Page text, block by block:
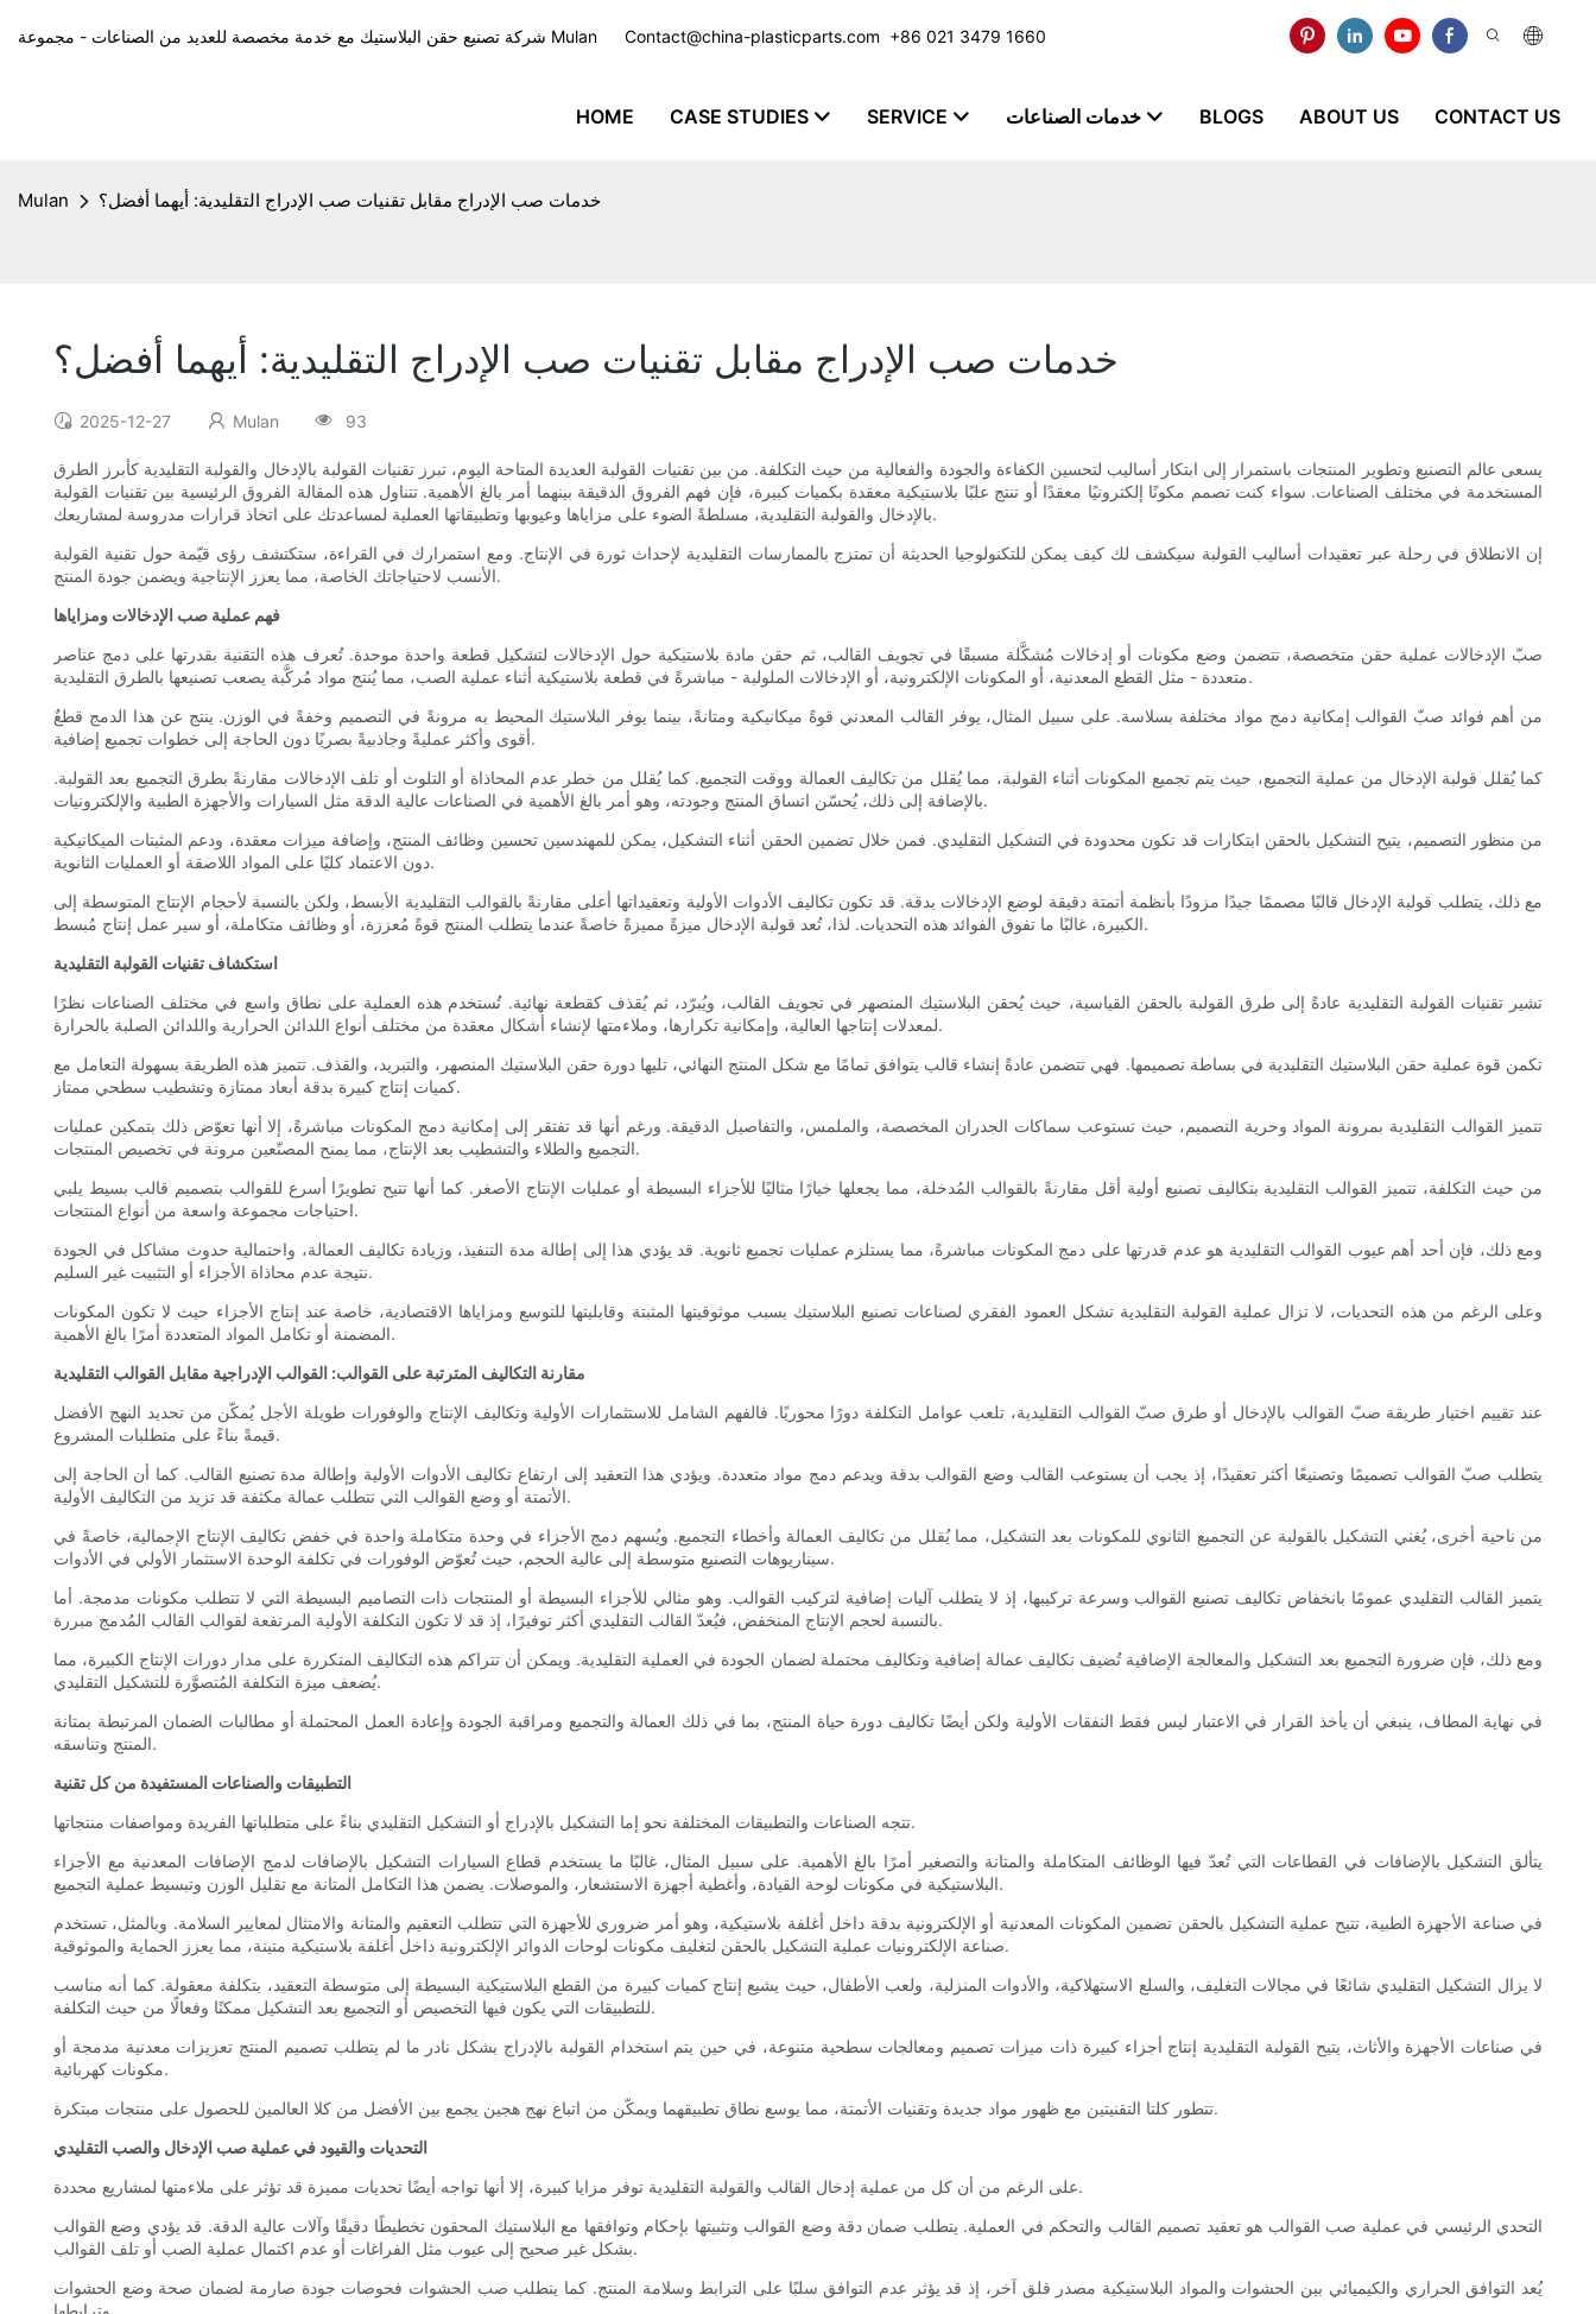
شركة تصنيع حقن البلاستيك مع خدمة مخصصة للعديد من الصناعات - مجموعة Mulan Contact@china-plasticparts.com ​​​​​​​ +86 021 3479 1660
HOME CASE STUDIES SERVICE خدمات الصناعات BLOGS ABOUT US CONTACT US
Mulan خدمات صب الإدراج مقابل تقنيات صب الإدراج التقليدية: أيهما أفضل؟
خدمات صب الإدراج مقابل تقنيات صب الإدراج التقليدية: أيهما أفضل؟
2025-12-27 Mulan 93
يسعى عالم التصنيع وتطوير المنتجات باستمرار إلى ابتكار أساليب لتحسين الكفاءة والجودة والفعالية من حيث التكلفة. من بين تقنيات القولبة العديدة المتاحة اليوم، تبرز تقنيات القولبة بالإدخال والقولبة التقليدية كأبرز الطرق
المستخدمة في مختلف الصناعات. سواء كنت تصمم مكونًا إلكترونيًا معقدًا أو تنتج علبًا بلاستيكية معقدة بكميات كبيرة، فإن فهم الفروق الدقيقة بينهما أمر بالغ الأهمية. تتناول هذه المقالة الفروق الرئيسية بين تقنيات القولبة
بالإدخال والقولبة التقليدية، مسلطةً الضوء على مزاياها وعيوبها وتطبيقاتها العملية لمساعدتك على اتخاذ قرارات مدروسة لمشاريعك.
إن الانطلاق في رحلة عبر تعقيدات أساليب القولبة سيكشف لك كيف يمكن للتكنولوجيا الحديثة أن تمتزج بالممارسات التقليدية لإحداث ثورة في الإنتاج. ومع استمرارك في القراءة، ستكتشف رؤى قيّمة حول تقنية القولبة
الأنسب لاحتياجاتك الخاصة، مما يعزز الإنتاجية ويضمن جودة المنتج.
فهم عملية صب الإدخالات ومزاياها
صبّ الإدخالات عملية حقن متخصصة، تتضمن وضع مكونات أو إدخالات مُشكَّلة مسبقًا في تجويف القالب، ثم حقن مادة بلاستيكية حول الإدخالات لتشكيل قطعة واحدة موحدة. تُعرف هذه التقنية بقدرتها على دمج عناصر
متعددة - مثل القطع المعدنية، أو المكونات الإلكترونية، أو الإدخالات الملولبة - مباشرةً في قطعة بلاستيكية أثناء عملية الصب، مما يُنتج مواد مُركَّبة يصعب تصنيعها بالطرق التقليدية.
من أهم فوائد صبّ القوالب إمكانية دمج مواد مختلفة بسلاسة. على سبيل المثال، يوفر القالب المعدني قوةً ميكانيكية ومتانةً، بينما يوفر البلاستيك المحيط به مرونةً في التصميم وخفةً في الوزن. ينتج عن هذا الدمج قطعٌ
أقوى وأكثر عمليةً وجاذبيةً بصريًا دون الحاجة إلى خطوات تجميع إضافية.
كما يُقلل قولبة الإدخال من عملية التجميع، حيث يتم تجميع المكونات أثناء القولبة، مما يُقلل من تكاليف العمالة ووقت التجميع. كما يُقلل من خطر عدم المحاذاة أو التلوث أو تلف الإدخالات مقارنةً بطرق التجميع بعد القولبة.
بالإضافة إلى ذلك، يُحسّن اتساق المنتج وجودته، وهو أمر بالغ الأهمية في الصناعات عالية الدقة مثل السيارات والأجهزة الطبية والإلكترونيات.
من منظور التصميم، يتيح التشكيل بالحقن ابتكارات قد تكون محدودة في التشكيل التقليدي. فمن خلال تضمين الحقن أثناء التشكيل، يمكن للمهندسين تحسين وظائف المنتج، وإضافة ميزات معقدة، ودعم المثبتات الميكانيكية
دون الاعتماد كليًا على المواد اللاصقة أو العمليات الثانوية.
مع ذلك، يتطلب قولبة الإدخال قالبًا مصممًا جيدًا مزودًا بأنظمة أتمتة دقيقة لوضع الإدخالات بدقة. قد تكون تكاليف الأدوات الأولية وتعقيداتها أعلى مقارنةً بالقوالب التقليدية الأبسط، ولكن بالنسبة لأحجام الإنتاج المتوسطة إلى
الكبيرة، غالبًا ما تفوق الفوائد هذه التحديات. لذا، تُعد قولبة الإدخال ميزةً مميزةً خاصةً عندما يتطلب المنتج قوةً مُعززة، أو وظائف متكاملة، أو سير عمل إنتاج مُبسط.
استكشاف تقنيات القولبة التقليدية
تشير تقنيات القولبة التقليدية عادةً إلى طرق القولبة بالحقن القياسية، حيث يُحقن البلاستيك المنصهر في تجويف القالب، ويُبرّد، ثم يُقذف كقطعة نهائية. تُستخدم هذه العملية على نطاق واسع في مختلف الصناعات نظرًا
لمعدلات إنتاجها العالية، وإمكانية تكرارها، وملاءمتها لإنشاء أشكال معقدة من مختلف أنواع اللدائن الحرارية واللدائن الصلبة بالحرارة.
تكمن قوة عملية حقن البلاستيك التقليدية في بساطة تصميمها. فهي تتضمن عادةً إنشاء قالب يتوافق تمامًا مع شكل المنتج النهائي، تليها دورة حقن البلاستيك المنصهر، والتبريد، والقذف. تتميز هذه الطريقة بسهولة التعامل مع
كميات إنتاج كبيرة بدقة أبعاد ممتازة وتشطيب سطحي ممتاز.
تتميز القوالب التقليدية بمرونة المواد وحرية التصميم، حيث تستوعب سماكات الجدران المخصصة، والملمس، والتفاصيل الدقيقة. ورغم أنها قد تفتقر إلى إمكانية دمج المكونات مباشرةً، إلا أنها تعوّض ذلك بتمكين عمليات
التجميع والطلاء والتشطيب بعد الإنتاج، مما يمنح المصنّعين مرونة في تخصيص المنتجات.
من حيث التكلفة، تتميز القوالب التقليدية بتكاليف تصنيع أولية أقل مقارنةً بالقوالب المُدخلة، مما يجعلها خيارًا مثاليًا للأجزاء البسيطة أو عمليات الإنتاج الأصغر. كما أنها تتيح تطويرًا أسرع للقوالب بتصميم قالب بسيط يلبي
احتياجات مجموعة واسعة من أنواع المنتجات.
ومع ذلك، فإن أحد أهم عيوب القوالب التقليدية هو عدم قدرتها على دمج المكونات مباشرةً، مما يستلزم عمليات تجميع ثانوية. قد يؤدي هذا إلى إطالة مدة التنفيذ، وزيادة تكاليف العمالة، واحتمالية حدوث مشاكل في الجودة
نتيجة عدم محاذاة الأجزاء أو التثبيت غير السليم.
وعلى الرغم من هذه التحديات، لا تزال عملية القولبة التقليدية تشكل العمود الفقري لصناعات تصنيع البلاستيك بسبب موثوقيتها المثبتة وقابليتها للتوسع ومزاياها الاقتصادية، خاصة عند إنتاج الأجزاء حيث لا تكون المكونات
المضمنة أو تكامل المواد المتعددة أمرًا بالغ الأهمية.
مقارنة التكاليف المترتبة على القوالب: القوالب الإدراجية مقابل القوالب التقليدية
عند تقييم اختيار طريقة صبّ القوالب بالإدخال أو طرق صبّ القوالب التقليدية، تلعب عوامل التكلفة دورًا محوريًا. فالفهم الشامل للاستثمارات الأولية وتكاليف الإنتاج والوفورات طويلة الأجل يُمكّن من تحديد النهج الأفضل
قيمةً بناءً على متطلبات المشروع.
يتطلب صبّ القوالب تصميمًا وتصنيعًا أكثر تعقيدًا، إذ يجب أن يستوعب القالب وضع القوالب بدقة ويدعم دمج مواد متعددة. ويؤدي هذا التعقيد إلى ارتفاع تكاليف الأدوات الأولية وإطالة مدة تصنيع القالب. كما أن الحاجة إلى
الأتمتة أو وضع القوالب التي تتطلب عمالة مكثفة قد تزيد من التكاليف الأولية.
من ناحية أخرى، يُغني التشكيل بالقولبة عن التجميع الثانوي للمكونات بعد التشكيل، مما يُقلل من تكاليف العمالة وأخطاء التجميع. ويُسهم دمج الأجزاء في وحدة متكاملة واحدة في خفض تكاليف الإنتاج الإجمالية، خاصةً في
سيناريوهات التصنيع متوسطة إلى عالية الحجم، حيث تُعوّض الوفورات في تكلفة الوحدة الاستثمار الأولي في الأدوات.
يتميز القالب التقليدي عمومًا بانخفاض تكاليف تصنيع القوالب وسرعة تركيبها، إذ لا يتطلب آليات إضافية لتركيب القوالب. وهو مثالي للأجزاء البسيطة أو المنتجات ذات التصاميم البسيطة التي لا تتطلب مكونات مدمجة. أما
بالنسبة لحجم الإنتاج المنخفض، فيُعدّ القالب التقليدي أكثر توفيرًا، إذ قد لا تكون التكلفة الأولية المرتفعة لقوالب القالب المُدمج مبررة.
ومع ذلك، فإن ضرورة التجميع بعد التشكيل والمعالجة الإضافية تُضيف تكاليف عمالة إضافية وتكاليف محتملة لضمان الجودة في العملية التقليدية. ويمكن أن تتراكم هذه التكاليف المتكررة على مدار دورات الإنتاج الكبيرة، مما
يُضعف ميزة التكلفة المُتصوَّرة للتشكيل التقليدي.
في نهاية المطاف، ينبغي أن يأخذ القرار في الاعتبار ليس فقط النفقات الأولية ولكن أيضًا تكاليف دورة حياة المنتج، بما في ذلك العمالة والتجميع ومراقبة الجودة وإعادة العمل المحتملة أو مطالبات الضمان المرتبطة بمتانة
المنتج وتناسقه.
التطبيقات والصناعات المستفيدة من كل تقنية
تتجه الصناعات والتطبيقات المختلفة نحو إما التشكيل بالإدراج أو التشكيل التقليدي بناءً على متطلباتها الفريدة ومواصفات منتجاتها.
يتألق التشكيل بالإضافات في القطاعات التي تُعدّ فيها الوظائف المتكاملة والمتانة والتصغير أمرًا بالغ الأهمية. على سبيل المثال، غالبًا ما يستخدم قطاع السيارات التشكيل بالإضافات لدمج الإضافات المعدنية مع الأجزاء
البلاستيكية في مكونات لوحة القيادة، وأغطية أجهزة الاستشعار، والموصلات. يضمن هذا التكامل المتانة مع تقليل الوزن وتبسيط عملية التجميع.
في صناعة الأجهزة الطبية، تتيح عملية التشكيل بالحقن تضمين المكونات المعدنية أو الإلكترونية بدقة داخل أغلفة بلاستيكية، وهو أمر ضروري للأجهزة التي تتطلب التعقيم والمتانة والامتثال لمعايير السلامة. وبالمثل، تستخدم
صناعة الإلكترونيات عملية التشكيل بالحقن لتغليف مكونات لوحات الدوائر الإلكترونية داخل أغلفة بلاستيكية متينة، مما يعزز الحماية والموثوقية.
لا يزال التشكيل التقليدي شائعًا في مجالات التغليف، والسلع الاستهلاكية، والأدوات المنزلية، ولعب الأطفال، حيث يشيع إنتاج كميات كبيرة من القطع البلاستيكية البسيطة إلى متوسطة التعقيد، بتكلفة معقولة. كما أنه مناسب
للتطبيقات التي يكون فيها التخصيص أو التجميع بعد التشكيل ممكنًا وفعالًا من حيث التكلفة.
في صناعات الأجهزة والأثاث، يتيح القولبة التقليدية إنتاج أجزاء كبيرة ذات ميزات تصميم ومعالجات سطحية متنوعة، في حين يتم استخدام القولبة بالإدراج بشكل نادر ما لم يتطلب تصميم المنتج تعزيزات معدنية مدمجة أو
مكونات كهربائية.
تتطور كلتا التقنيتين مع ظهور مواد جديدة وتقنيات الأتمتة، مما يوسع نطاق تطبيقهما ويمكّن من اتباع نهج هجين يجمع بين الأفضل من كلا العالمين للحصول على منتجات مبتكرة.
التحديات والقيود في عملية صب الإدخال والصب التقليدي
على الرغم من أن كل من عملية إدخال القالب والقولبة التقليدية توفر مزايا كبيرة، إلا أنها تواجه أيضًا تحديات مميزة قد تؤثر على ملاءمتها لمشاريع محددة.
التحدي الرئيسي في عملية صب القوالب هو تعقيد تصميم القالب والتحكم في العملية. يتطلب ضمان دقة وضع القوالب وتثبيتها بإحكام وتوافقها مع البلاستيك المحقون تخطيطًا دقيقًا وآلات عالية الدقة. قد يؤدي وضع القوالب
بشكل غير صحيح إلى عيوب مثل الفراغات أو عدم اكتمال عملية الصب أو تلف القوالب.
يُعد التوافق الحراري والكيميائي بين الحشوات والمواد البلاستيكية مصدر قلق آخر، إذ قد يؤثر عدم التوافق سلبًا على الترابط وسلامة المنتج. كما يتطلب صب الحشوات فحوصات جودة صارمة لضمان صحة وضع الحشوات